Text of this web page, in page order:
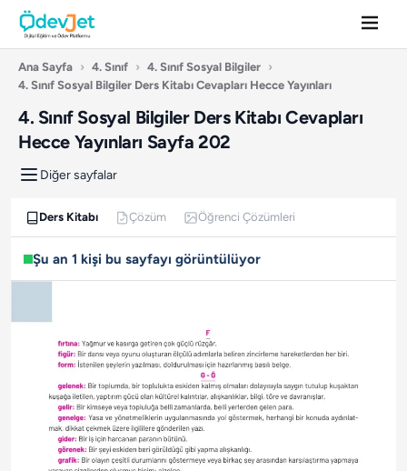
Ana Sayfa › 4. Sınıf › 4. Sınıf Sosyal Bilgiler ›
4. Sınıf Sosyal Bilgiler Ders Kitabı Cevapları Hecce Yayınları
4. Sınıf Sosyal Bilgiler Ders Kitabı Cevapları
Hecce Yayınları Sayfa 202
Diğer sayfalar
Ders Kitabı Çözüm Öğrenci Çözümleri
Şu an 1 kişi bu sayfayı görüntülüyor